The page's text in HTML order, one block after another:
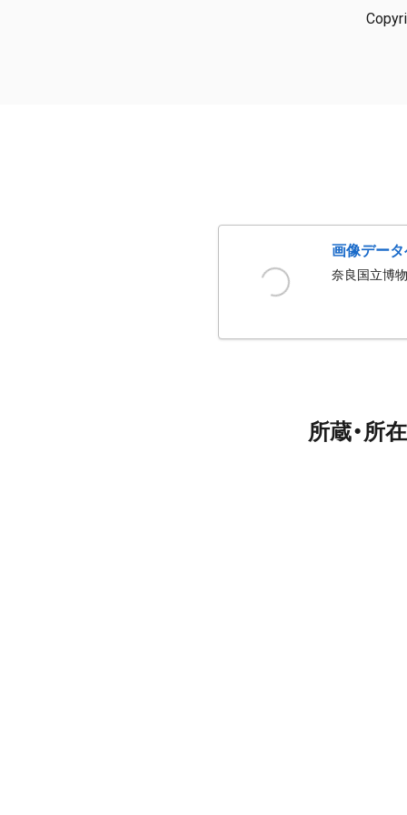
画像デー
奈良国立博
所蔵・所在